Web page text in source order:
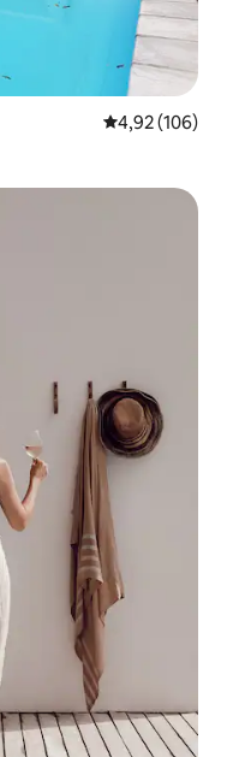
Évaluation
4,92 (106)